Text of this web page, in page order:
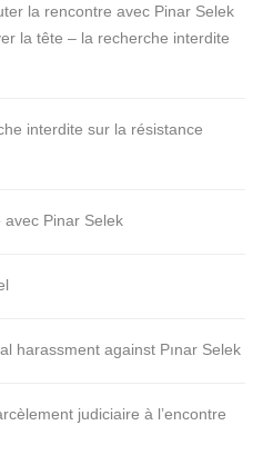
la rencontre avec Pinar Selek
la tête – la recherche interdite
interdite sur la résistance
Pinar Selek
harassment against Pınar Selek
judiciaire à l’encontre